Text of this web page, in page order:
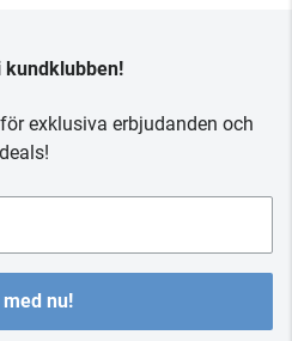
kundklubben!
exklusiva erbjudanden och
deals!
med nu!